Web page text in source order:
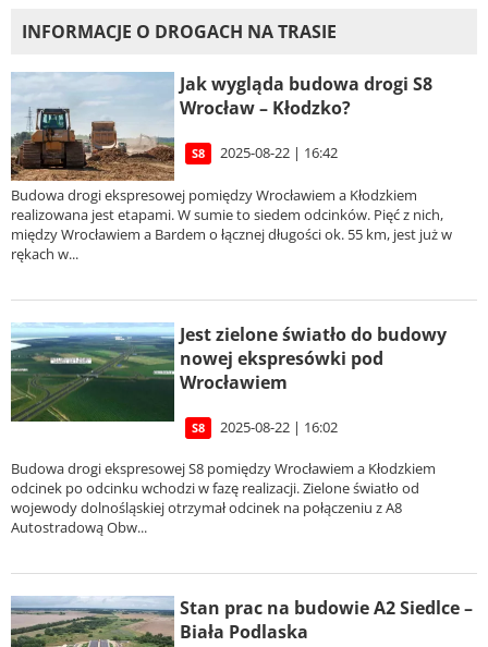
INFORMACJE O DROGACH NA TRASIE
Jak wygląda budowa drogi S8
Wrocław – Kłodzko?
S8 2025-08-22 | 16:42
Budowa drogi ekspresowej pomiędzy Wrocławiem a Kłodzkiem
realizowana jest etapami. W sumie to siedem odcinków. Pięć z nich,
między Wrocławiem a Bardem o łącznej długości ok. 55 km, jest już w
rękach w...
Jest zielone światło do budowy
nowej ekspresówki pod
Wrocławiem
S8 2025-08-22 | 16:02
Budowa drogi ekspresowej S8 pomiędzy Wrocławiem a Kłodzkiem
odcinek po odcinku wchodzi w fazę realizacji. Zielone światło od
wojewody dolnośląskiej otrzymał odcinek na połączeniu z A8
Autostradową Obw...
Stan prac na budowie A2 Siedlce –
Biała Podlaska